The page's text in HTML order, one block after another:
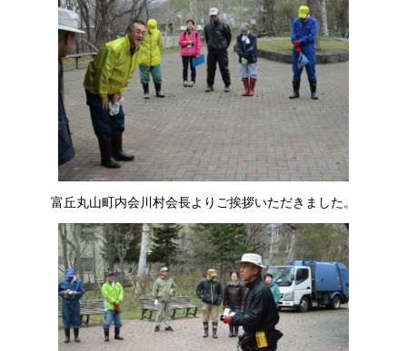
富丘丸山町内会川村会長よりご挨拶いただきました。